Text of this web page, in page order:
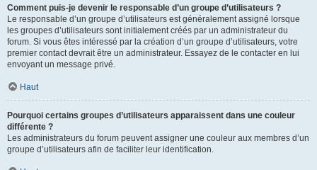
Comment puis-je devenir le responsable d’un groupe d’utilisateurs ?
Le responsable d’un groupe d’utilisateurs est généralement assigné lorsque
les groupes d’utilisateurs sont initialement créés par un administrateur du
forum. Si vous êtes intéressé par la création d’un groupe d’utilisateurs, votre
premier contact devrait être un administrateur. Essayez de le contacter en lui
envoyant un message privé.
Haut
Pourquoi certains groupes d’utilisateurs apparaissent dans une couleur
différente ?
Les administrateurs du forum peuvent assigner une couleur aux membres d’un
groupe d’utilisateurs afin de faciliter leur identification.